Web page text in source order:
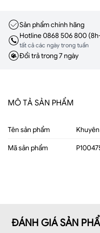
Sản phẩm chính hãng
Hotline 0868 506 800
tất cả các ngày trong tuần
Đổi trả trong 7 ngày
MÔ TẢ SẢN PHẨM
Tên sản phẩm
Mã sản phẩm
ĐÁNH GIÁ SẢN